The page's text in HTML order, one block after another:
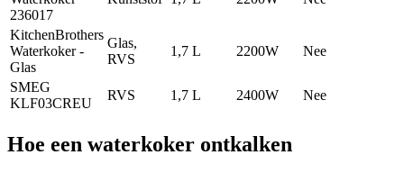
236017
KitchenBrothers
Waterkoker -
Glas
Glas,
RVS
1,7 L 2200W Nee
SMEG
KLF03CREU
RVS 1,7 L 2400W Nee
Hoe een waterkoker ontkalken